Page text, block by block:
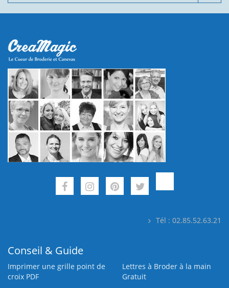
Tél : 02.85.52.63.21
Conseil & Guide
Imprimer une grille point de
croix PDF
Lettres à Broder à la main
Gratuit